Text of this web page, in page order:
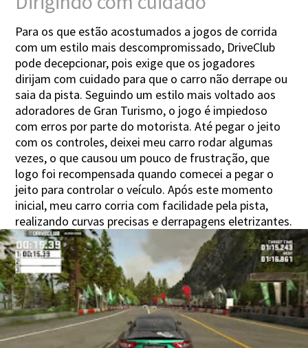
Para os que estão acostumados a jogos de corrida
com um estilo mais descompromissado, DriveClub
pode decepcionar, pois exige que os jogadores
dirijam com cuidado para que o carro não derrape ou
saia da pista. Seguindo um estilo mais voltado aos
adoradores de Gran Turismo, o jogo é impiedoso
com erros por parte do motorista. Até pegar o jeito
com os controles, deixei meu carro rodar algumas
vezes, o que causou um pouco de frustração, que
logo foi recompensada quando comecei a pegar o
jeito para controlar o veículo. Após este momento
inicial, meu carro corria com facilidade pela pista,
realizando curvas precisas e derrapagens eletrizantes.